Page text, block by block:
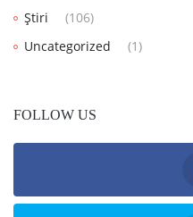
Știri
(106)
Uncategorized
(1)
FOLLOW US